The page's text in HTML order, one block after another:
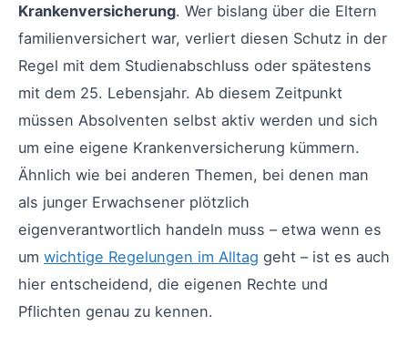
Krankenversicherung. Wer bislang über die Eltern
familienversichert war, verliert diesen Schutz in der
Regel mit dem Studienabschluss oder spätestens
mit dem 25. Lebensjahr. Ab diesem Zeitpunkt
müssen Absolventen selbst aktiv werden und sich
um eine eigene Krankenversicherung kümmern.
Ähnlich wie bei anderen Themen, bei denen man
als junger Erwachsener plötzlich
eigenverantwortlich handeln muss – etwa wenn es
um wichtige Regelungen im Alltag geht – ist es auch
hier entscheidend, die eigenen Rechte und
Pflichten genau zu kennen.